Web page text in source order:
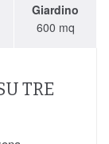
Giardino
600 mq
TRE